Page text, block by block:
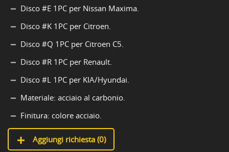
Disco #E 1PC per Nissan Maxima.
Disco #K 1PC per Citroen.
Disco #Q 1PC per Citroen C5.
Disco #R 1PC per Renault.
Disco #L 1PC per KIA/Hyundai.
Materiale: acciaio al carbonio.
Finitura: colore acciaio.
Aggiungi richiesta (0)